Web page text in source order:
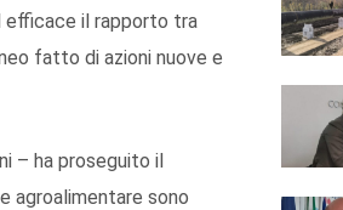
efficace il rapporto tra
fatto di azioni nuove e
– ha proseguito il
agroalimentare sono